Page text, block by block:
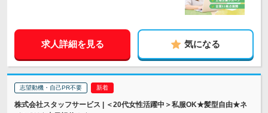
求人詳細を見る 気になる
志望動機・自己PR不要
株式会社スタッフサービス | ＜20代女性活躍中＞私服OK★髪型自由★ネ